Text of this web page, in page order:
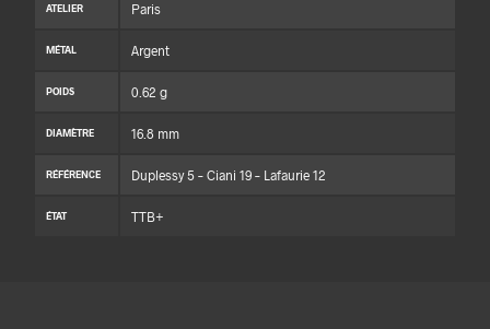
ATELIER Paris
MÉTAL Argent
POIDS 0.62 g
DIAMÈTRE 16.8 mm
RÉFÉRENCE Duplessy 5 – Ciani 19 – Lafaurie 12
ÉTAT TTB+